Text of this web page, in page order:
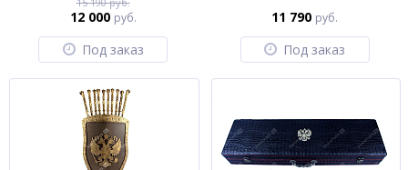
12 000 руб.
Под заказ
11 790 руб.
Под заказ